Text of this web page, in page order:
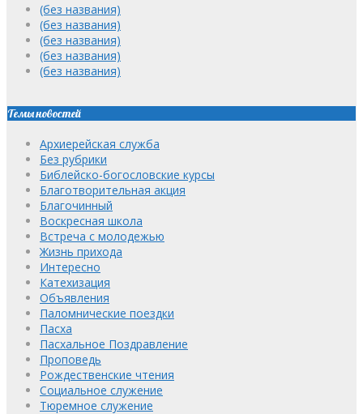
(без названия)
(без названия)
(без названия)
(без названия)
(без названия)
Темы новостей
Архиерейская служба
Без рубрики
Библейско-богословские курсы
Благотворительная акция
Благочинный
Воскресная школа
Встреча с молодежью
Жизнь прихода
Интересно
Катехизация
Объявления
Паломнические поездки
Пасха
Пасхальное Поздравление
Проповедь
Рождественские чтения
Социальное служение
Тюремное служение